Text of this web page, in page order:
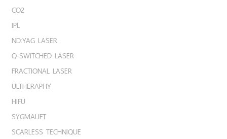
CO2
IPL
ND:YAG LASER
Q-SWITCHED LASER
FRACTIONAL LASER
ULTHERAPHY
HIFU
SYGMALIFT
SCARLESS TECHNIQUE